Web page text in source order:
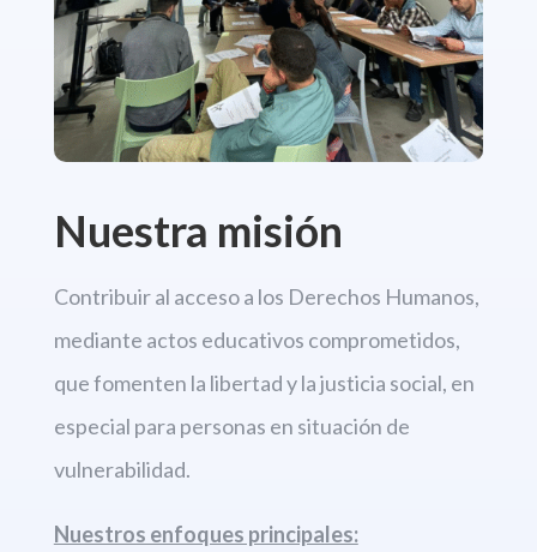
Nuestra misión
Contribuir al acceso a los Derechos Humanos,
mediante actos educativos comprometidos,
que fomenten la libertady la justicia social, en
especial para personas en situación de
vulnerabilidad.
Nuestros enfoques principales: